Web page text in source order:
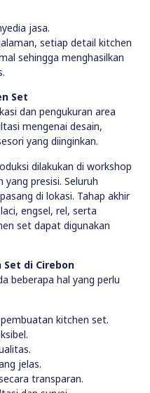
jasa.
setiap detail kitchen
sehingga menghasilkan
Set
dan pengukuran area
mengenai desain,
yang diinginkan.
dilakukan di workshop
presisi. Seluruh
di lokasi. Tahap akhir
engsel, rel, serta
set dapat digunakan
Set di Cirebon
beberapa hal yang perlu
kitchen set.
jelas.
transparan.